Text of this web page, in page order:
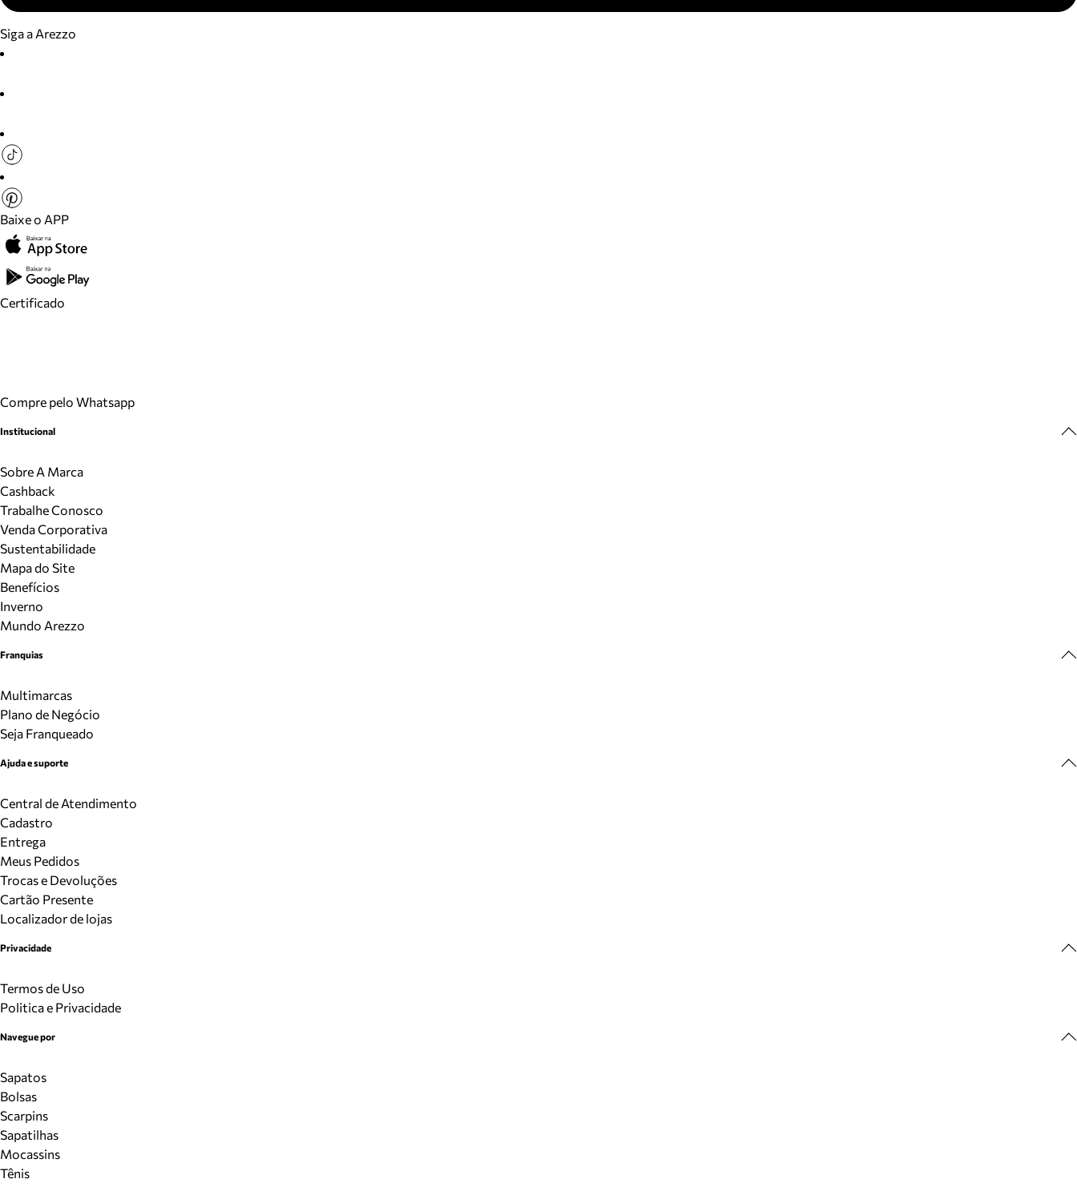
Siga a Arezzo
Baixe o APP
Certificado
Compre pelo Whatsapp
Institucional
Sobre A Marca
Cashback
Trabalhe Conosco
Venda Corporativa
Sustentabilidade
Mapa do Site
Benefícios
Inverno
Mundo Arezzo
Franquias
Multimarcas
Plano de Negócio
Seja Franqueado
Ajuda e suporte
Central de Atendimento
Cadastro
Entrega
Meus Pedidos
Trocas e Devoluções
Cartão Presente
Localizador de lojas
Privacidade
Termos de Uso
Politica e Privacidade
Navegue por
Sapatos
Bolsas
Scarpins
Sapatilhas
Mocassins
Tênis